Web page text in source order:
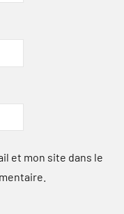
et mon site dans le